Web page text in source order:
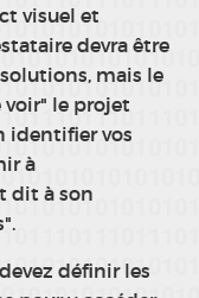
visuel et
devra être
mais le
voir" le projet
identifier vos
à
dit à son
définir les